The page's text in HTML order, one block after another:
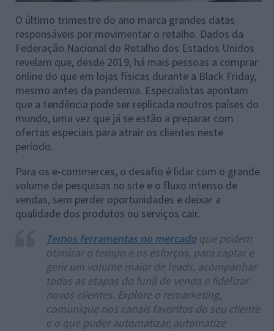
O último trimestre do ano marca grandes datas
responsáveis por movimentar o retalho. Dados da
Federação Nacional do Retalho dos Estados Unidos
revelam que, desde 2019, há mais pessoas a comprar
online do que em lojas físicas durante a Black Friday,
mesmo antes da pandemia. Especialistas apontam
que a tendência pode ser replicada noutros países do
mundo, uma vez que já se estão a preparar com
ofertas especiais para atrair os clientes neste
período.
Para os e-commerces, o desafio é lidar com o grande
volume de pesquisas no site e o fluxo intenso de
vendas, sem perder oportunidades e deixar a
qualidade dos produtos ou serviços cair.
Temos ferramentas no mercado que podem
otimizar o tempo e os esforços, para captar e
gerir um volume maior de leads, acompanhar
todas as etapas do funil de venda e fidelizar
novos clientes. Explore o remarketing,
comunique nos canais favoritos do seu cliente
e o que puder automatizar, automatize